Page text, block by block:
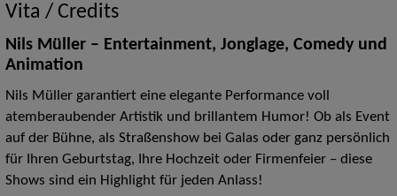
Vita / Credits
Nils Müller – Entertainment, Jonglage, Comedy und
Animation
Nils Müller garantiert eine elegante Performance voll
atemberaubender Artistik und brillantem Humor! Ob als Event
auf der Bühne, als Straßenshow bei Galas oder ganz persönlich
für Ihren Geburtstag, Ihre Hochzeit oder Firmenfeier – diese
Shows sind ein Highlight für jeden Anlass!